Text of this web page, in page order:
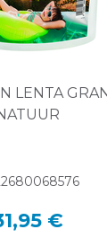
LENTA
€